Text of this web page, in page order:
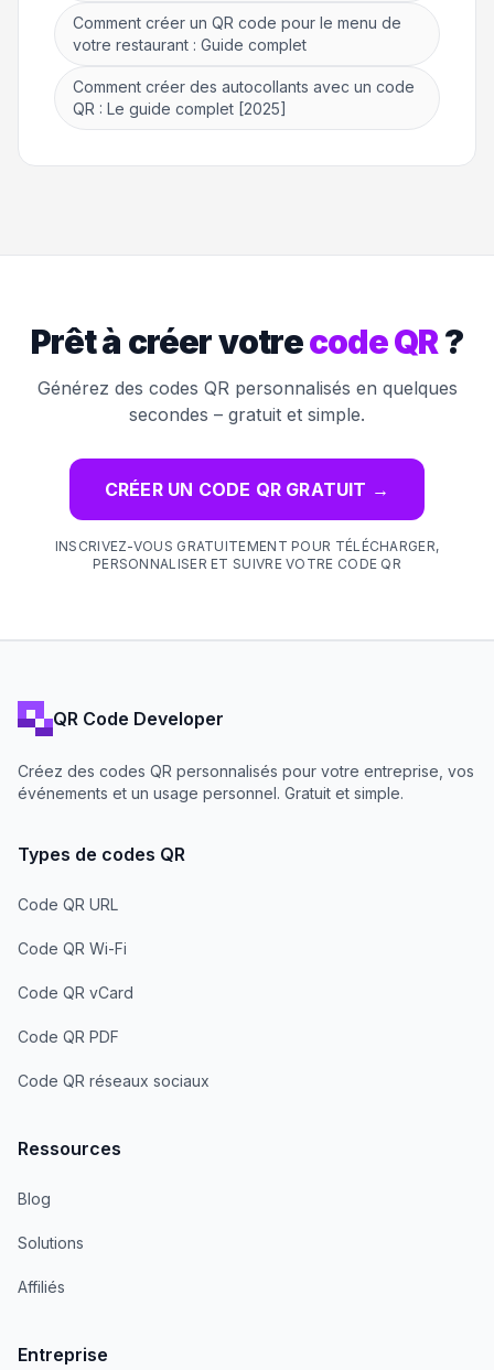
Comment créer un QR code pour le menu de
votre restaurant : Guide complet
Comment créer des autocollants avec un code
QR : Le guide complet [2025]
Prêt à créer votrecode QR?
Générez des codes QR personnalisés en quelques
secondes – gratuit et simple.
CRÉER UN CODE QR GRATUIT →
INSCRIVEZ-VOUS GRATUITEMENT POUR TÉLÉCHARGER,
PERSONNALISER ET SUIVRE VOTRE CODE QR
QR Code Developer
Créez des codes QR personnalisés pour votre entreprise, vos
événements et un usage personnel. Gratuit et simple.
Types de codes QR
Code QR URL
Code QR Wi-Fi
Code QR vCard
Code QR PDF
Code QR réseaux sociaux
Ressources
Blog
Solutions
Affiliés
Entreprise